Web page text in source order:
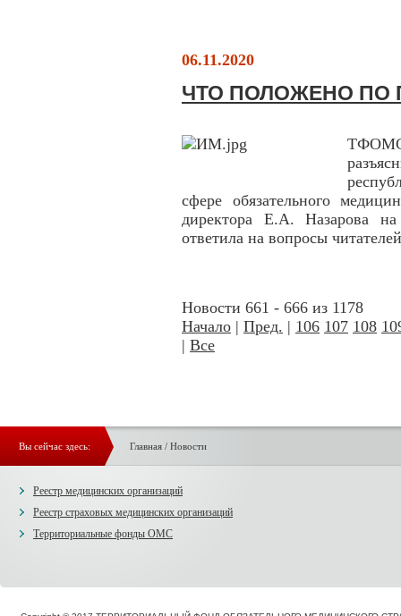
06.11.2020
ЧТО ПОЛОЖЕНО ПО
сфере обязательного
директора Е.А. Назарова
ответила на вопросы
Новости 661 - 666 из 1178
Начало | Пред. | 106 107 108
| Все
Вы сейчас здесь: Главная/ Новости
Реестр медицинских организаций
Реестр страховых медицинских организаций
Территориальные фонды ОМС